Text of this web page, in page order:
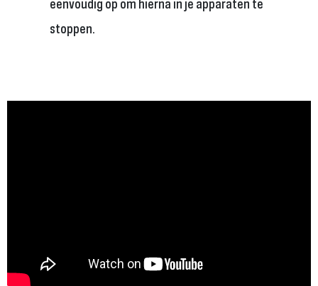
stoppen.